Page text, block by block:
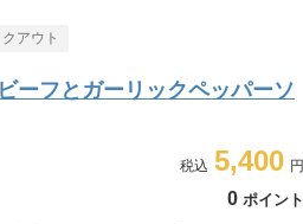
アウト
ーフとガーリックペッパーソ
5,400
0 ポイント